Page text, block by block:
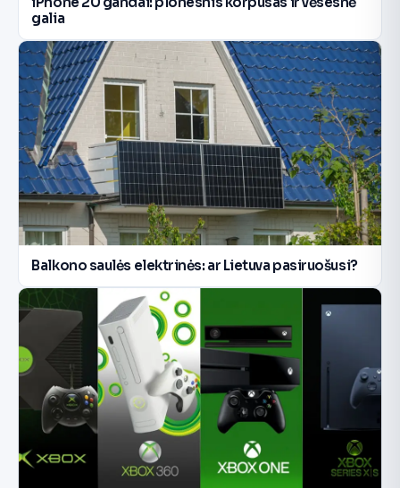
galia
Balkono saulės elektrinės: ar Lietuva pasiruošusi?